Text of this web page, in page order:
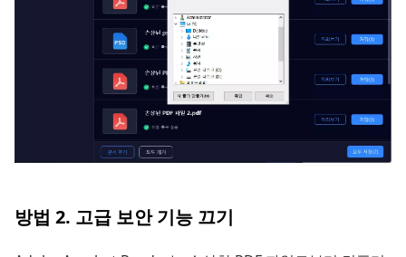
방법 2. 고급 보안 기능 끄기